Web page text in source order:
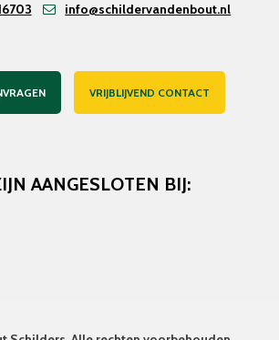
info@schildervandenbout.nl
VRIJBLIJVEND CONTACT
AANGESLOTEN BIJ: